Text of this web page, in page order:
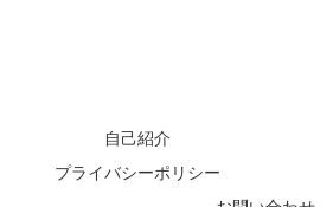
自己紹介
プライバシーポリシー